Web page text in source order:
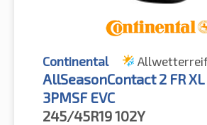
Continental
AllSeasonContact 2 FR
3PMSF EVC
245/45R19102Y